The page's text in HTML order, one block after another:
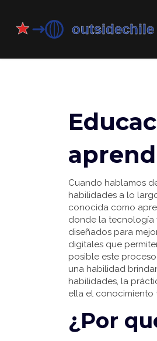
Cuando hablamos
habilidades a lo
conocida como
donde la tecnología
diseñados para
digitales que
posible este
una habilidad
habilidades, la
ella el conocimiento
¿Por